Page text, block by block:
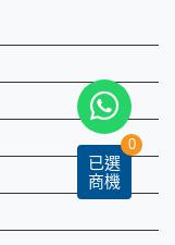
已選
商機
0